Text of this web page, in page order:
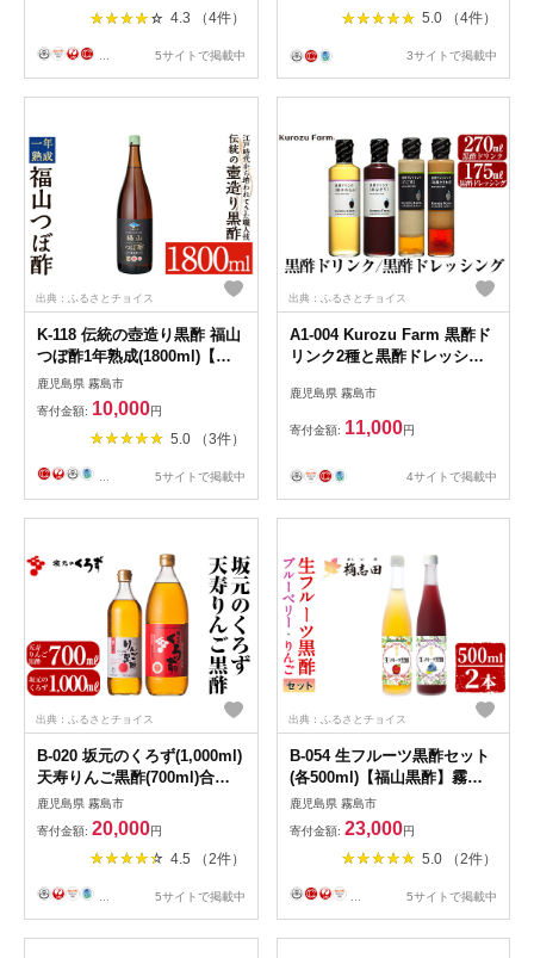
4.3 （4件）
5サイトで掲載中
5.0 （4件）
3サイトで掲載中
出典：ふるさとチョイス
K-118 伝統の壺造り黒酢 福山
つぼ酢1年熟成(1800ml)【宇
都醸造】霧島市 黒酢 調味料
熟成黒酢
鹿児島県 霧島市
寄付金額: 10,000円
5.0 （3件）
5サイトで掲載中
出典：ふるさとチョイス
A1-004 Kurozu Farm 黒酢ド
リンク2種と黒酢ドレッシン
ず】霧島市 調味料 お酢 酢ド
リンク 詰め合わせ
鹿児島県 霧島市
寄付金額: 11,000円
4サイトで掲載中
出典：ふるさとチョイス
B-020 坂元のくろず(1,000ml)
天寿りんご黒酢(700ml)合計2
本セット【坂元のくろず】黒
酢 坂元 黒酢ドリンク 霧島市
調味料 お酢 酢ドリンク
鹿児島県 霧島市
寄付金額: 20,000円
4.5 （2件）
5サイトで掲載中
出典：ふるさとチョイス
B-054 生フルーツ黒酢セット
(各500ml)【福山黒酢】霧島
市 黒酢 調味料 着色料・保存
料無添加
鹿児島県 霧島市
寄付金額: 23,000円
5.0 （2件）
5サイトで掲載中